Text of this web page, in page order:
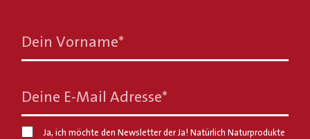
Dein Vorname*
Deine E-Mail Adresse*
Ja, ich möchte den Newsletter der Ja! Natürlich Naturprodukte